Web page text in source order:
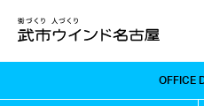
OFFICE